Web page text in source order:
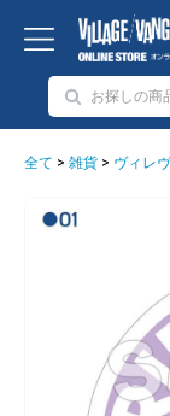
全て > 雑貨 > ヴィレ